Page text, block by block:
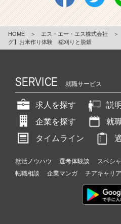
HOME ＞ エス・エー・エス株式会社 ＞
グ】お米作り体験 稲刈りと脱穀
SERVICE 就職サービス
求人を探す
説
企業を探す
就
タイムライン
就活ノウハウ 選考体験談 スペシ
転職相談
企業マンガ チアキャリ